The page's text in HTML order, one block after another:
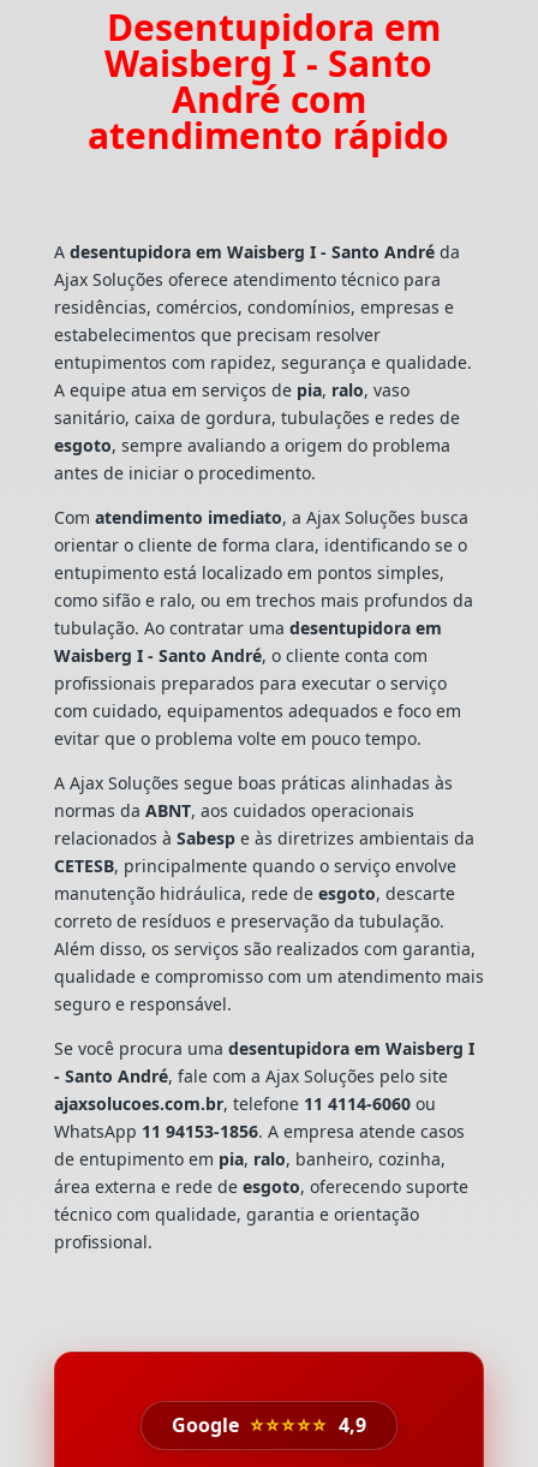
Desentupidora em
Waisberg I - Santo
André com
atendimento rápido
A desentupidora em Waisberg I - Santo Andréda
Ajax Soluções oferece atendimento técnico para
residências, comércios, condomínios, empresas e
estabelecimentos que precisam resolver
entupimentos com rapidez, segurança e qualidade.
A equipe atua em serviços de pia, ralo, vaso
sanitário, caixa de gordura, tubulações e redes de
esgoto, sempre avaliando a origem do problema
antes de iniciar o procedimento.
Com atendimento imediato, a Ajax Soluções busca
orientar o cliente de forma clara, identificando se o
entupimento está localizado em pontos simples,
como sifão e ralo, ou em trechos mais profundos da
tubulação. Ao contratar uma desentupidora em
Waisberg I - Santo André, o cliente conta com
profissionais preparados para executar o serviço
com cuidado, equipamentos adequados e foco em
evitar que o problema volte em pouco tempo.
A Ajax Soluções segue boas práticas alinhadas às
normas da ABNT, aos cuidados operacionais
relacionados à Sabespe às diretrizes ambientais da
CETESB, principalmente quando o serviço envolve
manutenção hidráulica, rede de esgoto, descarte
correto de resíduos e preservação da tubulação.
Além disso, os serviços são realizados com garantia,
qualidade e compromisso com um atendimento mais
seguro e responsável.
Se você procura uma desentupidora em Waisberg I
- Santo André, fale com a Ajax Soluções pelo site
ajaxsolucoes.com.br, telefone 11 4114-6060ou
WhatsApp 11 94153-1856. A empresa atende casos
de entupimento em pia, ralo, banheiro, cozinha,
área externa e rede de esgoto, oferecendo suporte
técnico com qualidade, garantia e orientação
profissional.
Google ⭐⭐⭐⭐⭐ 4,9